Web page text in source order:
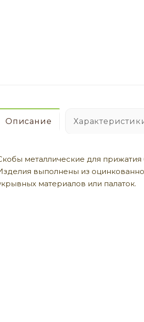
Описание
металлические для
выполнены из
материалов или палаток.